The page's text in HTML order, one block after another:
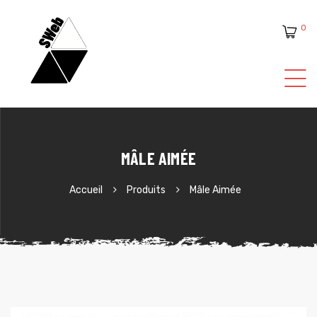
0
MÂLE AIMÉE
Accueil Produits Mâle Aimée